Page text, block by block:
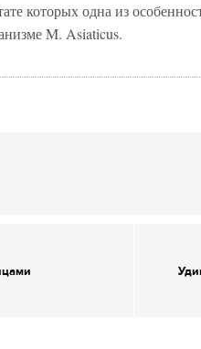
которых одна из
M. Asiaticus.